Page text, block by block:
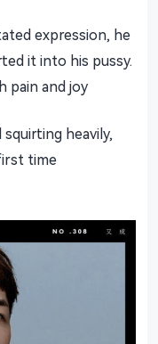
expression, he
it into his pussy.
pain and joy
heavily,
time